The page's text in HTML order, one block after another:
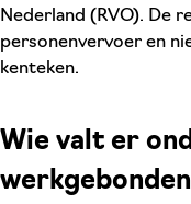
Nederland (RVO). De
personenvervoer en
kenteken.
Wie valt er